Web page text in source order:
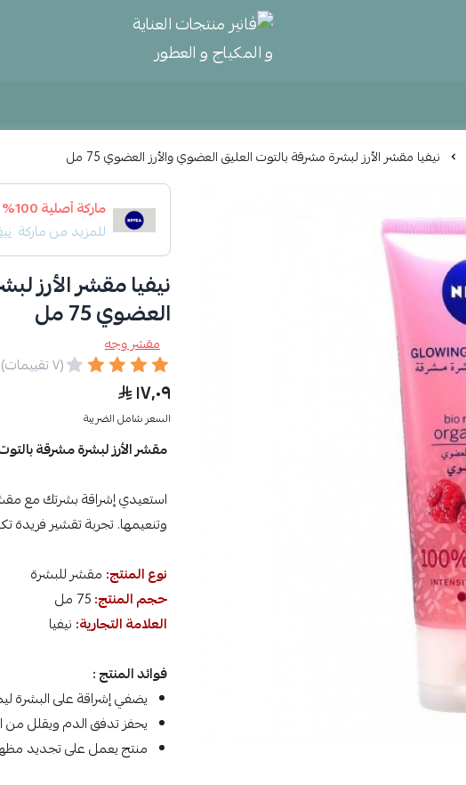
ڤانير منتجات العناية و المكياج
نيفيا مقشر الأرز لبشرة مشرقة بالتوت العليق العضوي والأرز العضوي 75 مل
ماركة أصلية 100%
للمزيد من ماركة
نيفيا مقشر الأرز
العضوي 75 مل
مقشر وجه
(٧ تقييمات)
١٧٫٠٩
السعر شامل الضريبة
مقشر الأرز لبشرة مشرقة
استعيدي إشراقة بشرتك مع مقشر
وتنعيمها. تجربة تقشير
نوع المنتج: مقشر للبشرة
حجم المنتج:75 مل
العلامة التجارية: نيفيا
فوائد المنتج :
يضفي إشراقة على البشرة
يحفز تدفق الدم ويقلل من
منتج يعمل على تجديد